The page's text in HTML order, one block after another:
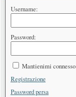
Username:
Password:
Mantienimi connesso
Registrazione
Password persa